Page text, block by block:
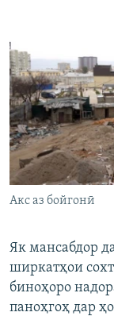
Акс аз бойгонӣ
Як мансабдор
ширкатҳои
биноҳоро
паноҳгоҳ дар